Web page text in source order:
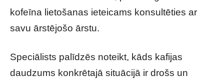
kofeīna lietošanas ieteicams konsultēties ar
savu ārstējošo ārstu.
Speciālists palīdzēs noteikt, kāds kafijas
daudzums konkrētajā situācijā ir drošs un